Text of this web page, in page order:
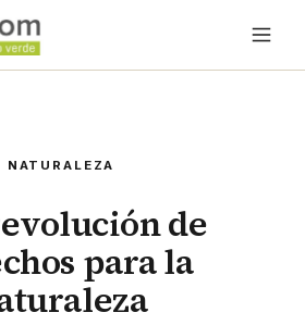
NATURALEZA
de
para la